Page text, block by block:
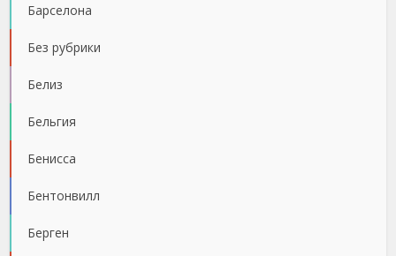
Барселона
Без рубрики
Белиз
Бельгия
Бенисса
Бентонвилл
Берген